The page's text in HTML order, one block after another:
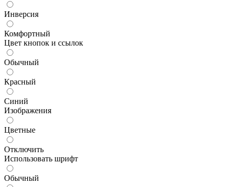
Инверсия
Комфортный
Цвет кнопок и ссылок
Обычный
Красный
Синий
Изображения
Цветные
Отключить
Использовать шрифт
Обычный